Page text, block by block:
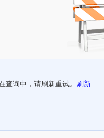
查询中，请刷新重试。 刷新